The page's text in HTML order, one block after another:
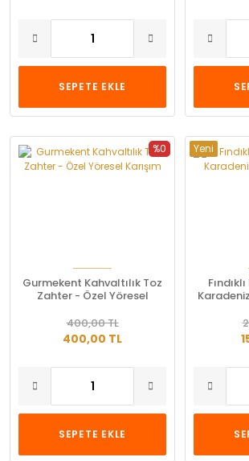
SEPETE EKLE
%0
Gurmekent Kahvaltılık Toz
Zahter - Özel Yöresel
400,00 TL
400,00 TL
SEPETE EKLE
Yeni